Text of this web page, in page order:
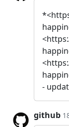
-
github